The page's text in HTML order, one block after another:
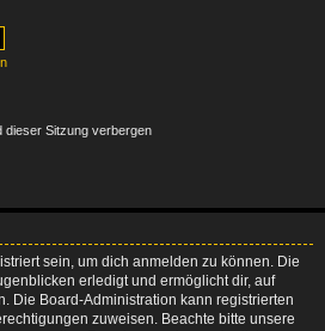
dieser Sitzung verbergen
sein, um dich anmelden zu können. Die
erledigt und ermöglicht dir, auf
Die Board-Administration kann registrierten
zuweisen. Beachte bitte unsere